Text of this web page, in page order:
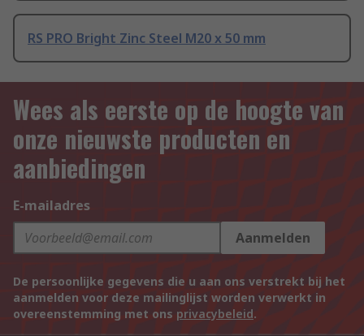
RS PRO Bright Zinc Steel M20 x 50 mm
Wees als eerste op de hoogte van
onze nieuwste producten en
aanbiedingen
E-mailadres
Aanmelden
De persoonlijke gegevens die u aan ons verstrekt bij het
aanmelden voor deze mailinglijst worden verwerkt in
overeenstemming met ons privacybeleid.